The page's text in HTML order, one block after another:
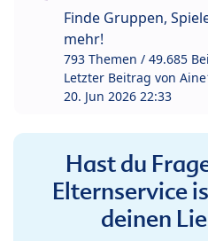
Finde Gruppen,
mehr!
793 Themen / 49.685
Letzter Beitrag von
20. Jun 2026 22:33
Hast du
Elternservice
deinen